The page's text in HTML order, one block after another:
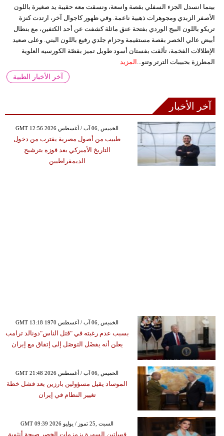
بينما انسدل الجزء السفلي بقصة واسعة، ونسقت معه حقيبة يد صغيرة باللون
الأصفر الزبدي ومجوهرات ذهبية ناعمة. وفي ظهور كاجوال آخر، ارتدت كنزة
تريكو باللون البيج الوردي بفتحة عنق مائلة كشفت عن أحد الكتفين، مع بنطال
أبيض عالي الخصر بقصة مستقيمة وحزام جلدي رفيع باللون البني. وعلى صعيد
الإطلالات الفخمة، تألقت بفستان أسود طويل تميز بقصّة الكورسيه العلوية
المطرزة بحبيبات الترتر وتنو... المزيد
آخر الأخبار الطبية
آخر الأخبار
GMT 12:56 2026 الخميس ,06 آب / أغسطس
طبيب من أصول مصرية يقترب من دخول
التاريخ الأميركي بعد فوزه بترشيح
الديمقراطيين
GMT 13:18 1970 الخميس ,06 آب / أغسطس
بسبب عدم رغبته في "قتل الناس"دونالد ترامب
يعلن أنه يفضَل التوصَل إلى إتفاق مع إيران
GMT 21:48 2026 الخميس ,06 آب / أغسطس
الموساد يقيل مسؤولين بارزين بعد فشل خطة
تغيير النظام في إيران
GMT 09:39 2026 السبت ,25 تموز / يوليو
فساتين السهرة بزمزمات الخصر صيحة أنثوية